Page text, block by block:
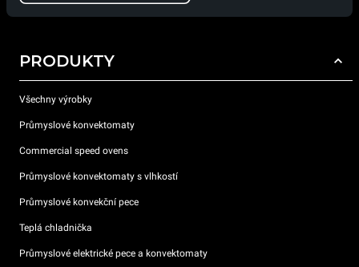
PRODUKTY
Všechny výrobky
Průmyslové konvektomaty
Commercial speed ovens
Průmyslové konvektomaty s vlhkostí
Průmyslové konvekční pece
Teplá chladnička
Průmyslové elektrické pece a konvektomaty